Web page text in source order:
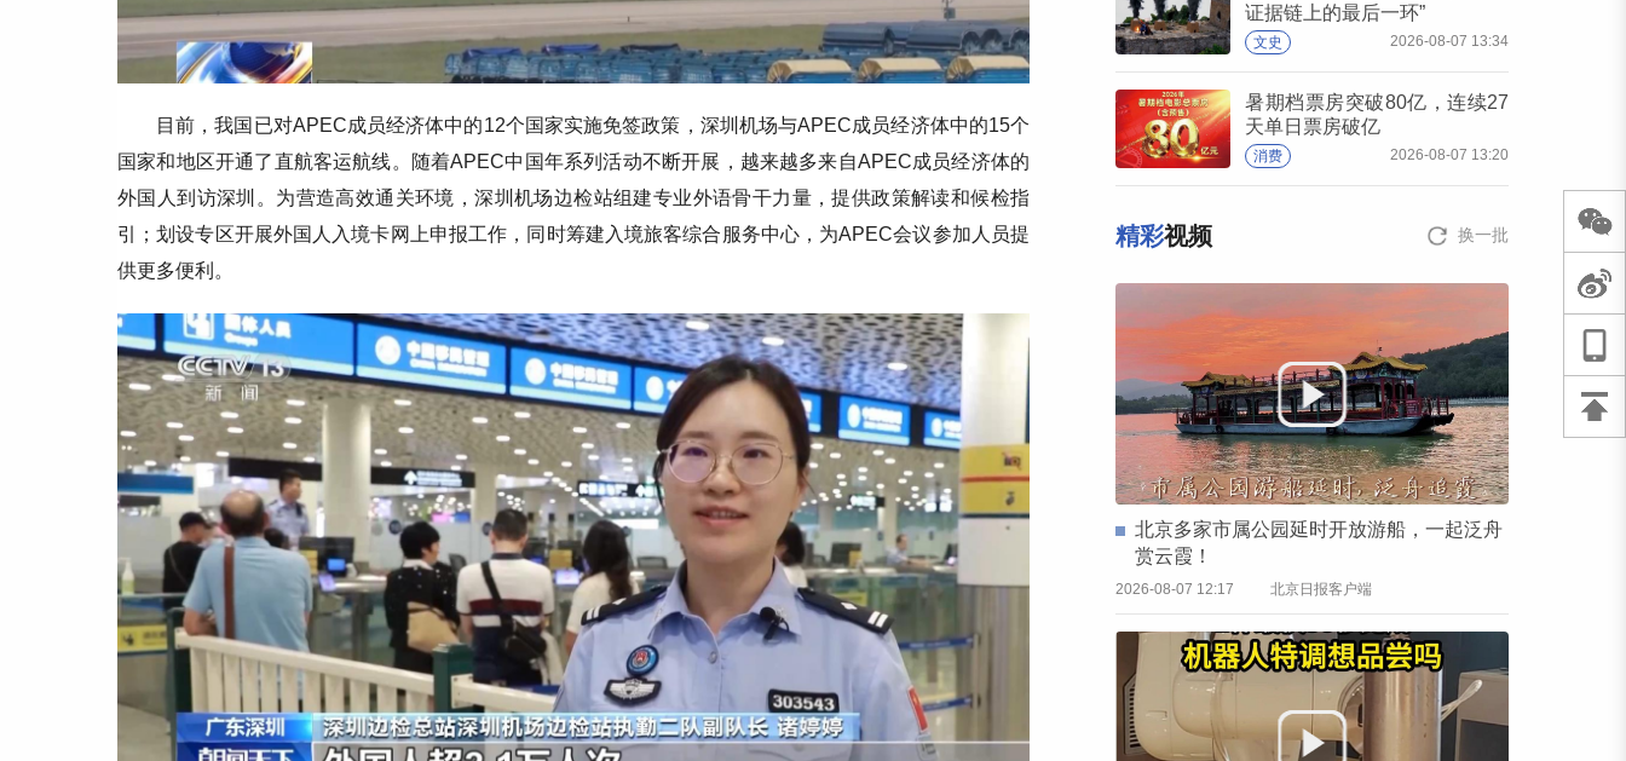
目前，我国已对APEC成员经济体中的12个国家实施免签政策，深圳机场与APEC成员经济体中的15个
国家和地区开通了直航客运航线。随着APEC中国年系列活动不断开展，越来越多来自APEC成员经济体的
外国人到访深圳。为营造高效通关环境，深圳机场边检站组建专业外语骨干力量，提供政策解读和候检指
引；划设专区开展外国人入境卡网上申报工作，同时筹建入境旅客综合服务中心，为APEC会议参加人员提
供更多便利。
证据链上的最后一环”
文史 2026-08-07 13:34
暑期档票房突破80亿，连续27
天单日票房破亿
消费 2026-08-07 13:20
精彩视频 换一批
北京多家市属公园延时开放游船，一起泛舟
赏云霞！
2026-08-07 12:17 北京日报客户端